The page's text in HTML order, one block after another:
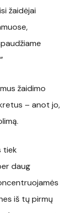
žaidėjai
žaidimo
– anot jo,
tiek
daug
iš tų pirmų